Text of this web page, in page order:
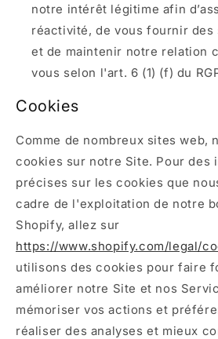
notre intérêt légitime afin
réactivité, de vous fournir
et de maintenir notre relation
vous selon l'art. 6 (1) (f) du
Cookies
Comme de nombreux sites web,
cookies sur notre Site. Pour des
précises sur les cookies que
cadre de l'exploitation de notre
Shopify, allez sur
https://www.shopify.com/legal/
utilisons des cookies pour faire
améliorer notre Site et nos
mémoriser vos actions et
réaliser des analyses et mieux